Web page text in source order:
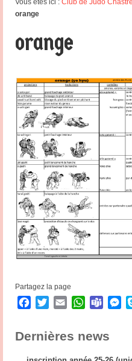
orange
orange
Partagez la page
Facebook
TwitterEmailWhatsApp
Teams
Dernières news